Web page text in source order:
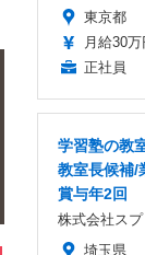
東京都
月給30
正社員
学習塾の教
教室長候補/
賞与年2回
株式会社ス
埼玉県